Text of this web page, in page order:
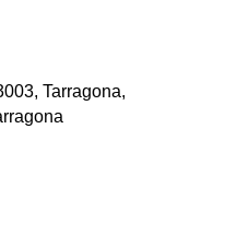
Tarragona,